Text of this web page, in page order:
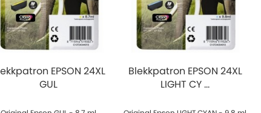
EPSON 24XL
GUL
Blekkpatron EPSON 24XL
LIGHT CY ...